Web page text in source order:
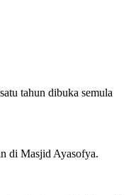
tahun dibuka semula
di Masjid Ayasofya.